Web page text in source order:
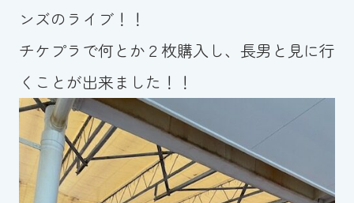
ンズのライブ！！
チケプラで何とか２枚購入し、長男と見に行
くことが出来ました！！